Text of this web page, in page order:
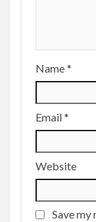
Name*
Email*
Website
Save my